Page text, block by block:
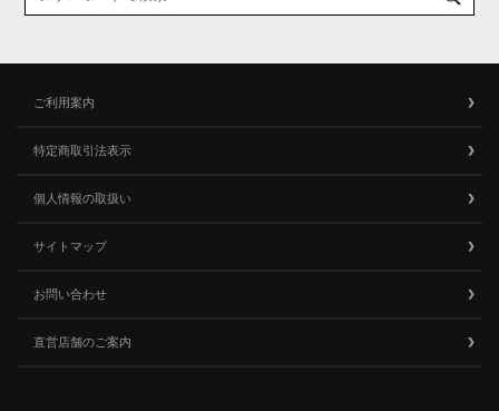
ご利用案内
特定商取引法表示
個人情報の取扱い
サイトマップ
お問い合わせ
直営店舗のご案内